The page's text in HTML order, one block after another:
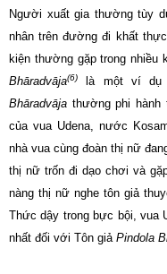
Người xuất gia thường tùy
nhân trên đường đi khất
kiện thường gặp trong nhiều
Bhāradvāja(6) là một ví dụ
Bhāradvāja thường phi hành
của vua Udena, nước
nhà vua cùng đoàn thị nữ
thị nữ trốn đi dạo chơi và
nàng thị nữ nghe tôn giả
Thức dậy trong bực bội, vua
nhất đối với Tôn giảPindola